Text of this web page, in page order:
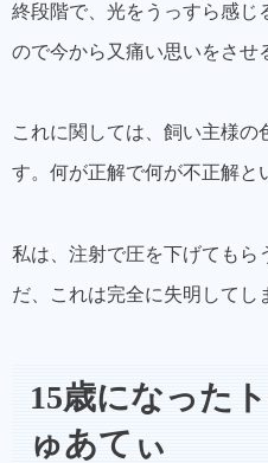
終段階で、光をうっすら感じ
ので今から又痛い思いをさせ
これに関しては、飼い主様の
す。何が正解で何が不正解と
私は、注射で圧を下げてもら
だ、これは完全に失明してし
15歳になった
ゅあてぃ